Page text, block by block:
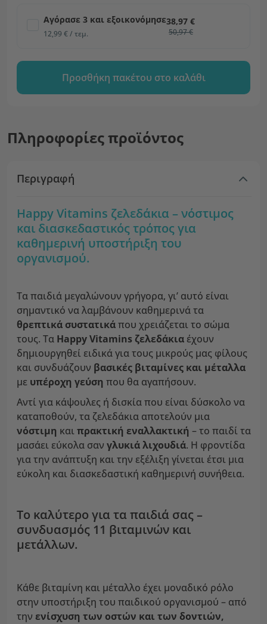
Αγόρασε 3 και εξοικονόμησε
12,99 € / τεμ.
38,97 €
50,97 €
Προσθήκη πακέτου στο καλάθι
Πληροφορίες προϊόντος
Περιγραφή
Happy Vitamins ζελεδάκια – νόστιμος
και διασκεδαστικός τρόπος για
καθημερινή υποστήριξη του
οργανισμού.
Τα παιδιά μεγαλώνουν γρήγορα, γι’ αυτό είναι
σημαντικό να λαμβάνουν καθημερινά τα
θρεπτικά συστατικάπου χρειάζεται το σώμα
τους. Τα Happy Vitamins ζελεδάκια έχουν
δημιουργηθεί ειδικά για τους μικρούς μας φίλους
και συνδυάζουν βασικές βιταμίνες και μέταλλα
με υπέροχη γεύση που θα αγαπήσουν.
Αντί για κάψουλες ή δισκία που είναι δύσκολο να
καταποθούν, τα ζελεδάκια αποτελούν μια
νόστιμη καιπρακτική εναλλακτική – το παιδί τα
μασάει εύκολα σαν γλυκιά λιχουδιά. Η φροντίδα
για την ανάπτυξη και την εξέλιξη γίνεται έτσι μια
εύκολη και διασκεδαστική καθημερινή συνήθεια.
Το καλύτερο για τα παιδιά σας –
συνδυασμός 11 βιταμινών και
μετάλλων.
Κάθε βιταμίνη και μέταλλο έχει μοναδικό ρόλο
στην υποστήριξη του παιδικού οργανισμού – από
την ενίσχυση των οστών και των δοντιών,